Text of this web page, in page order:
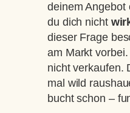
deinem Angebot
du dich nicht
dieser Frage
am Markt
nicht verkaufen.
mal wild
bucht schon –